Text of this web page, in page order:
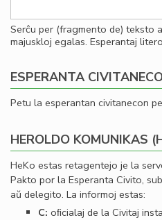
Serĉu per (fragmento de) teksto
majuskloj egalas. Esperantaj
ESPERANTA
Petu la esperantan civitanecon
HEROLDO KOMUNIKAS
HeKo estas retagentejo je la
Pakto por la Esperanta Civito,
aŭ delegito. La informoj estas:
C: oﬁcialaj de la Civitaj